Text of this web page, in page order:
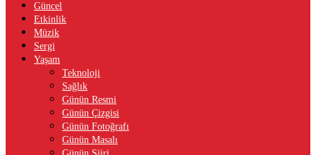
Güncel
Etkinlik
Müzik
Sergi
Yaşam
Teknoloji
Sağlık
Günün Resmi
Günün Çizgisi
Günün Fotoğrafı
Günün Masalı